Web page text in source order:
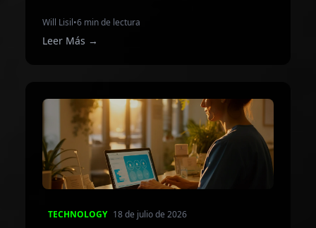
Will Lisil•6 min de lectura
Leer Más →
TECHNOLOGY 18 de julio de 2026